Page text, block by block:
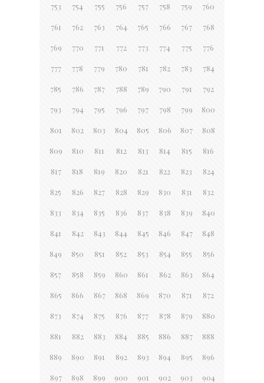
753 754 755 756 757 758 759 760
761 762 763 764 765 766 767 768
769 770 771 772 773 774 775 776
777 778 779 780 781 782 783 784
785 786 787 788 789 790 791 792
793 794 795 796 797 798 799 800
801 802 803 804 805 806 807 808
809 810 811 812 813 814 815 816
817 818 819 820 821 822 823 824
825 826 827 828 829 830 831 832
833 834 835 836 837 838 839 840
841 842 843 844 845 846 847 848
849 850 851 852 853 854 855 856
857 858 859 860 861 862 863 864
865 866 867 868 869 870 871 872
873 874 875 876 877 878 879 880
881 882 883 884 885 886 887 888
889 890 891 892 893 894 895 896
897 898 899 900 901 902 903 904